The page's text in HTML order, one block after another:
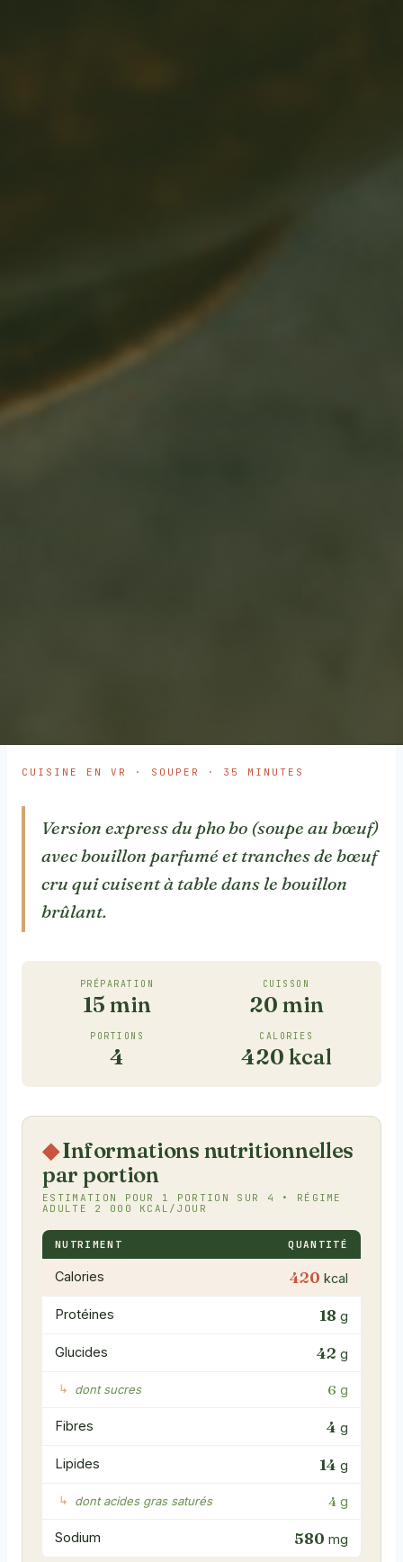
CUISINE EN VR · SOUPER · 35 MINUTES
Version express du pho bo (soupe au bœuf)
avec bouillon parfumé et tranches de bœuf
cru qui cuisent à table dans le bouillon
brûlant.
PRÉPARATION
15 min
CUISSON
20 min
PORTIONS
4
CALORIES
420 kcal
Informations nutritionnelles
par portion
ESTIMATION POUR 1 PORTION SUR 4 • RÉGIME
ADULTE 2 000 KCAL/JOUR
NUTRIMENT QUANTITÉ
Calories 420 kcal
Protéines 18 g
Glucides 42 g
dont sucres 6 g
Fibres 4 g
Lipides 14 g
dont acides gras saturés 4 g
Sodium 580 mg